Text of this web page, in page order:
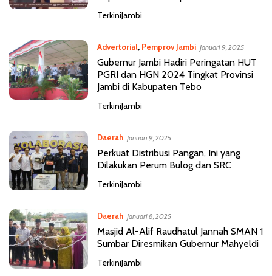
TerkiniJambi
Advertorial, Pemprov Jambi Januari 9, 2025
Gubernur Jambi Hadiri Peringatan HUT
PGRI dan HGN 2024 Tingkat Provinsi
Jambi di Kabupaten Tebo
TerkiniJambi
Daerah Januari 9, 2025
Perkuat Distribusi Pangan, Ini yang
Dilakukan Perum Bulog dan SRC
TerkiniJambi
Daerah Januari 8, 2025
Masjid Al-Alif Raudhatul Jannah SMAN 1
Sumbar Diresmikan Gubernur Mahyeldi
TerkiniJambi